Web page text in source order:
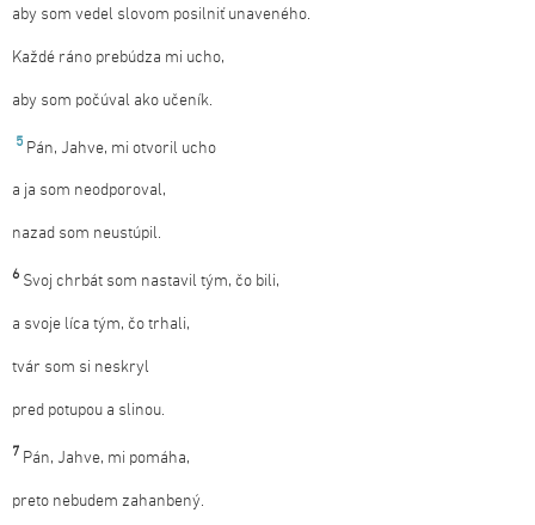
aby som vedel slovom posilniť unaveného.
Každé ráno prebúdza mi ucho,
aby som počúval ako učeník.
5 Pán, Jahve, mi otvoril ucho
a ja som neodporoval,
nazad som neustúpil.
6 Svoj chrbát som nastavil tým, čo bili,
a svoje líca tým, čo trhali,
tvár som si neskryl
pred potupou a slinou.
7 Pán, Jahve, mi pomáha,
preto nebudem zahanbený.